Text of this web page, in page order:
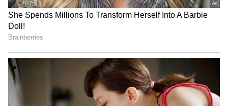
பிரிவினருக்கு 3 ஆண்டுகள் வரை வயது
வரம்பில் இருந்து சலுகை அளிக்கப்படும்
என்று தெரிவிக்கப்பட்டுள்ளது.
சம்பள விவரம்: